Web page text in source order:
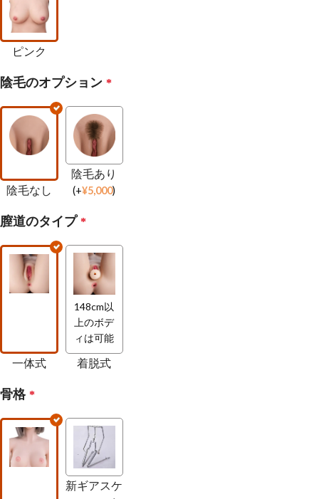
ピンク
陰毛のオプション *
陰毛なし
陰毛あり
(+¥5,000)
膣道のタイプ *
一体式
148cm以
上のボデ
ィは可能
着脱式
骨格 *
新ギアスケ